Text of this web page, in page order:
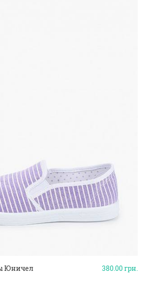
380.00грн.
Юничел